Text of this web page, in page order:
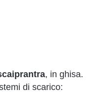
, in ghisa.
di scarico: